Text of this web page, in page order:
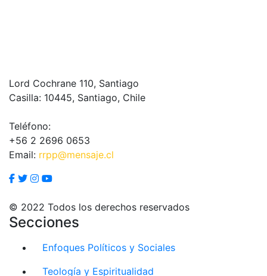
Lord Cochrane 110, Santiago
Casilla: 10445, Santiago, Chile
Teléfono:
+56 2 2696 0653
Email: rrpp@mensaje.cl
© 2022 Todos los derechos reservados
Secciones
Enfoques Políticos y Sociales
Teología y Espiritualidad